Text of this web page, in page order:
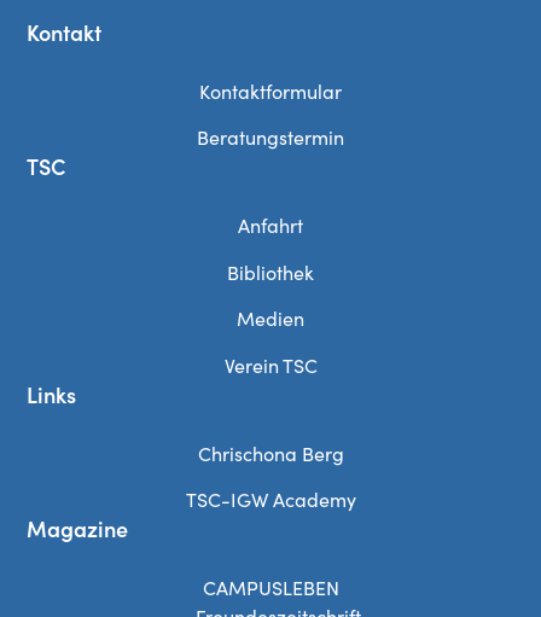
Kontakt
Kontaktformular
Beratungstermin
TSC
Anfahrt
Bibliothek
Medien
Verein TSC
Links
Chrischona Berg
TSC-IGW Academy
Magazine
CAMPUSLEBEN